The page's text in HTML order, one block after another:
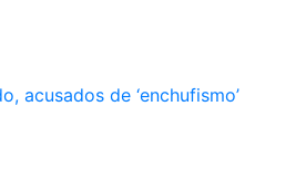
acusados de ‘enchufismo’